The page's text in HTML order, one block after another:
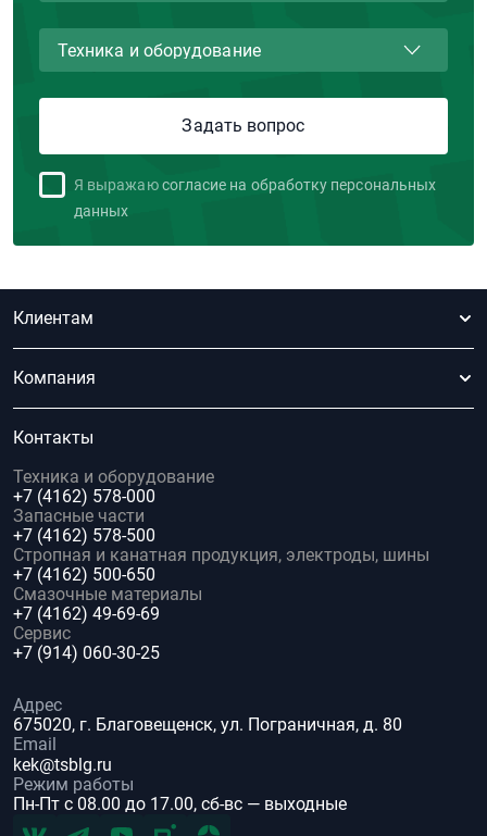
Я выражаю согласие на обработку персональных
данных
Клиентам
Компания
Контакты
Техника и оборудование
+7 (4162) 578-000
Запасные части
+7 (4162) 578-500
Стропная и канатная продукция, электроды, шины
+7 (4162) 500-650
Смазочные материалы
+7 (4162) 49-69-69
Сервис
+7 (914) 060-30-25
Адрес
675020, г. Благовещенск, ул. Пограничная, д. 80
Email
kek@tsblg.ru
Режим работы
Пн-Пт с 08.00 до 17.00, сб-вс — выходные